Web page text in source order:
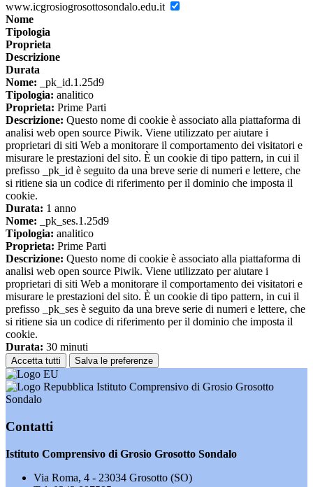
www.icgrosiogrosottosondalo.edu.it
Nome
Tipologia
Proprieta
Descrizione
Durata
Nome: _pk_id.1.25d9
Tipologia: analitico
Proprieta: Prime Parti
Descrizione: Questo nome di cookie è associato alla piattaforma di
analisi web open source Piwik. Viene utilizzato per aiutare i
proprietari di siti Web a monitorare il comportamento dei visitatori e
misurare le prestazioni del sito. È un cookie di tipo pattern, in cui il
prefisso _pk_id è seguito da una breve serie di numeri e lettere, che
si ritiene sia un codice di riferimento per il dominio che imposta il
cookie.
Durata: 1 anno
Nome: _pk_ses.1.25d9
Tipologia: analitico
Proprieta: Prime Parti
Descrizione: Questo nome di cookie è associato alla piattaforma di
analisi web open source Piwik. Viene utilizzato per aiutare i
proprietari di siti Web a monitorare il comportamento dei visitatori e
misurare le prestazioni del sito. È un cookie di tipo pattern, in cui il
prefisso _pk_ses è seguito da una breve serie di numeri e lettere, che
si ritiene sia un codice di riferimento per il dominio che imposta il
cookie.
Durata: 30 minuti
Accetta tutti Salva le preferenze
Istituto Comprensivo di Grosio Grosotto
Sondalo
Contatti
Istituto Comprensivo di Grosio Grosotto Sondalo
Via Roma, 4 - 23034 Grosotto (SO)